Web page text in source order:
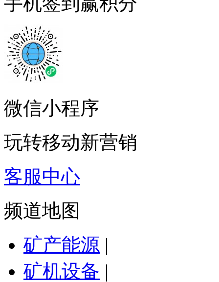
微信小程序
玩转移动新营销
客服中心
频道地图
矿产能源 |
矿机设备 |